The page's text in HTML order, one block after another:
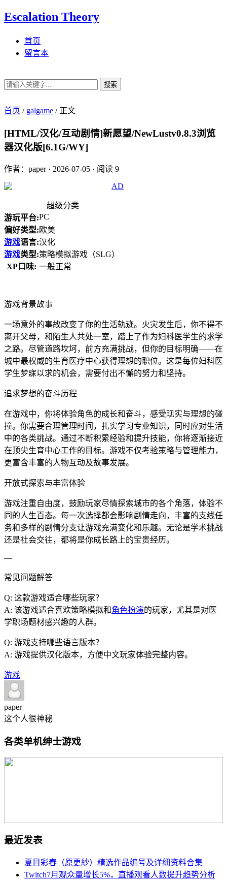
Escalation Theory
首页
留言本
搜索
首页 / galgame /正文
[HTML/汉化/互动剧情]新愿望/NewLustv0.8.3浏览
器汉化版[6.1G/WY]
作者：paper· 2026-07-05 · 阅读 9
超级分类
游玩平台:PC
偏好类型:欧美
游戏语言:汉化
游戏类型:策略模拟游戏（SLG）
XP口味: 一般正常
游戏背景故事
一场意外的事故改变了你的生活轨迹。火灾发生后，你不得不
离开父母，和陌生人共处一室，踏上了作为妇科医学生的求学
之路。尽管道路坎坷，前方充满挑战，但你的目标明确——在
城中最权威的生育医疗中心获得理想的职位。这是每位妇科医
学生梦寐以求的机会，需要付出不懈的努力和坚持。
追求梦想的奋斗历程
在游戏中，你将体验角色的成长和奋斗，感受现实与理想的碰
撞。你需要合理管理时间，扎实学习专业知识，同时应对生活
中的各类挑战。通过不断积累经验和提升技能，你将逐渐接近
在顶尖生育中心工作的目标。游戏不仅考验策略与管理能力，
更富含丰富的人物互动及故事发展。
开放式探索与丰富体验
游戏注重自由度，鼓励玩家尽情探索城市的各个角落，体验不
同的人生百态。每一次选择都会影响剧情走向，丰富的支线任
务和多样的剧情分支让游戏充满变化和乐趣。无论是学术挑战
还是社会交往，都将是你成长路上的宝贵经历。
—
常见问题解答
Q: 这款游戏适合哪些玩家？
A: 该游戏适合喜欢策略模拟和角色扮演的玩家，尤其是对医
学职场题材感兴趣的人群。
Q: 游戏支持哪些语言版本？
A: 游戏提供汉化版本，方便中文玩家体验完整内容。
游戏
paper
这个人很神秘
各类单机绅士游戏
最近发表
夏目彩春（原更紗）精选作品编号及详细资料合集
Twitch7月观众量增长5%，直播观看人数提升趋势分析